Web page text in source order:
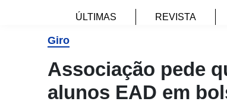
ÚLTIMAS REVISTA
Giro
Associação pede
alunos EAD em